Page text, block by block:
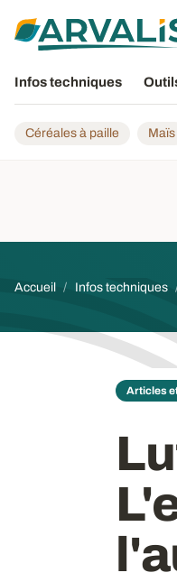
Infos techniques
Céréales à paille Maïs
Fil d'Ariane
Accueil Infos techniques
Articles